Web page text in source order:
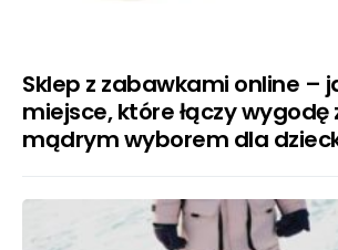
Sklep z zabawkami online –
miejsce, które łączy wygodę
mądrym wyborem dla